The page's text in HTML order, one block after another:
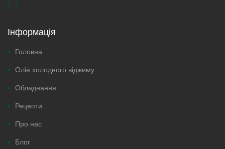
[...]
Інформація
Головна
Олія холодного віджиму
Обладнання
Рецепти
Про нас
Блог